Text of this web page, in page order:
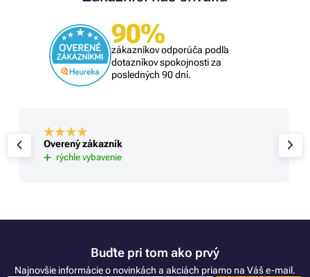
90%
zákazníkov odporúča podľa
dotazníkov spokojnosti za
posledných 90 dní.
Overený zákazník
rýchle vybavenie
Buďte pri tom ako prvý
Najnovšie informácie o novinkách a akciách priamo na Váš e-mail.